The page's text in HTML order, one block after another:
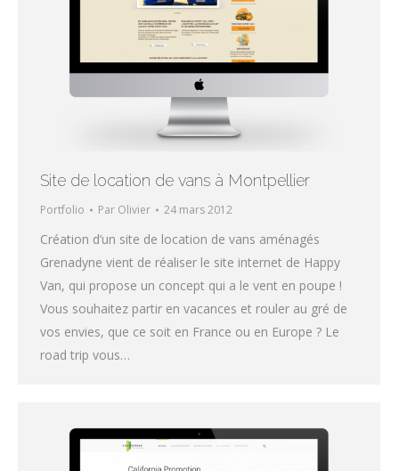
Site de location de vans à Montpellier
Portfolio Par Olivier 24 mars 2012
Création d’un site de location de vans aménagés
Grenadyne vient de réaliser le site internet de Happy
Van, qui propose un concept qui a le vent en poupe !
Vous souhaitez partir en vacances et rouler au gré de
vos envies, que ce soit en France ou en Europe ? Le
road trip vous…